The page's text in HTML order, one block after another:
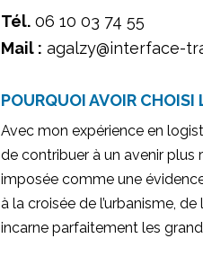
Tél. 06 10 03 74 55
Mail : agalzy@interface-
POURQUOI AVOIR
Avec mon expérience en
de contribuer à un avenir plus
imposée comme une
à la croisée de l’urbanisme,
incarne parfaitement les